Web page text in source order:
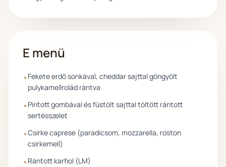
E menü
• Fekete erdő sonkával, cheddar sajttal göngyölt
pulykamellrolád rántva
• Pirított gombával és füstölt sajttal töltött rántott
sertésszelet
•Csirke caprese (paradicsom, mozzarella, roston
csirkemell)
• Rántott karfiol (LM)